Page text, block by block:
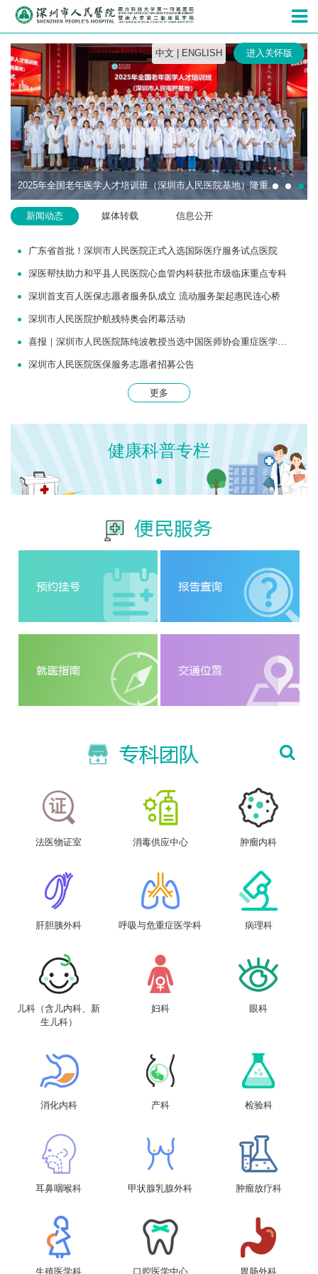
深圳市人民
中文 ENGLISH 进入关怀版
2025年全国老年医学人才培训班（深圳市人民医院基地）隆重开班
新闻动态 媒体转载 信息公开
广东省首批！深圳市人民医院正式入选国际医疗服务试点医院
深医帮扶助力和平县人民医院心血管内科获批市级临床重点专科
深圳首支百人医保志愿者服务队成立 流动服务架起惠民连心桥
深圳市人民医院护航残特奥会闭幕活动
喜报｜深圳市人民医院陈纯波教授当选中国医师协会重症医学医师分会常务委员
深圳市人民医院医保服务志愿者招募公告
更多
健康科普专栏
法医物证室 消毒供应中心 肿瘤内科
肝胆胰外科 呼吸与危重症医学科 病理科
儿科（含儿内科、新
生儿科）
妇科 眼科
消化内科 产科 检验科
耳鼻咽喉科 甲状腺乳腺外科 肿瘤放疗科
生殖医学科 口腔医学中心 胃肠外科